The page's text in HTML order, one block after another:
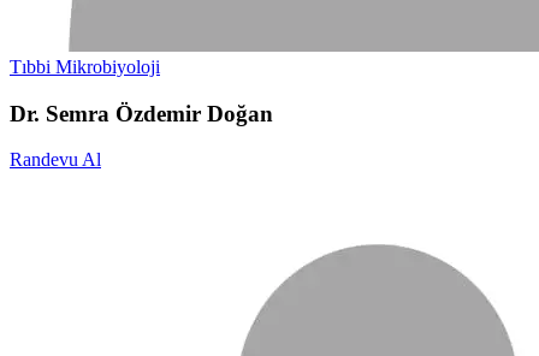
Tıbbi Mikrobiyoloji
Dr. Semra Özdemir Doğan
Randevu Al